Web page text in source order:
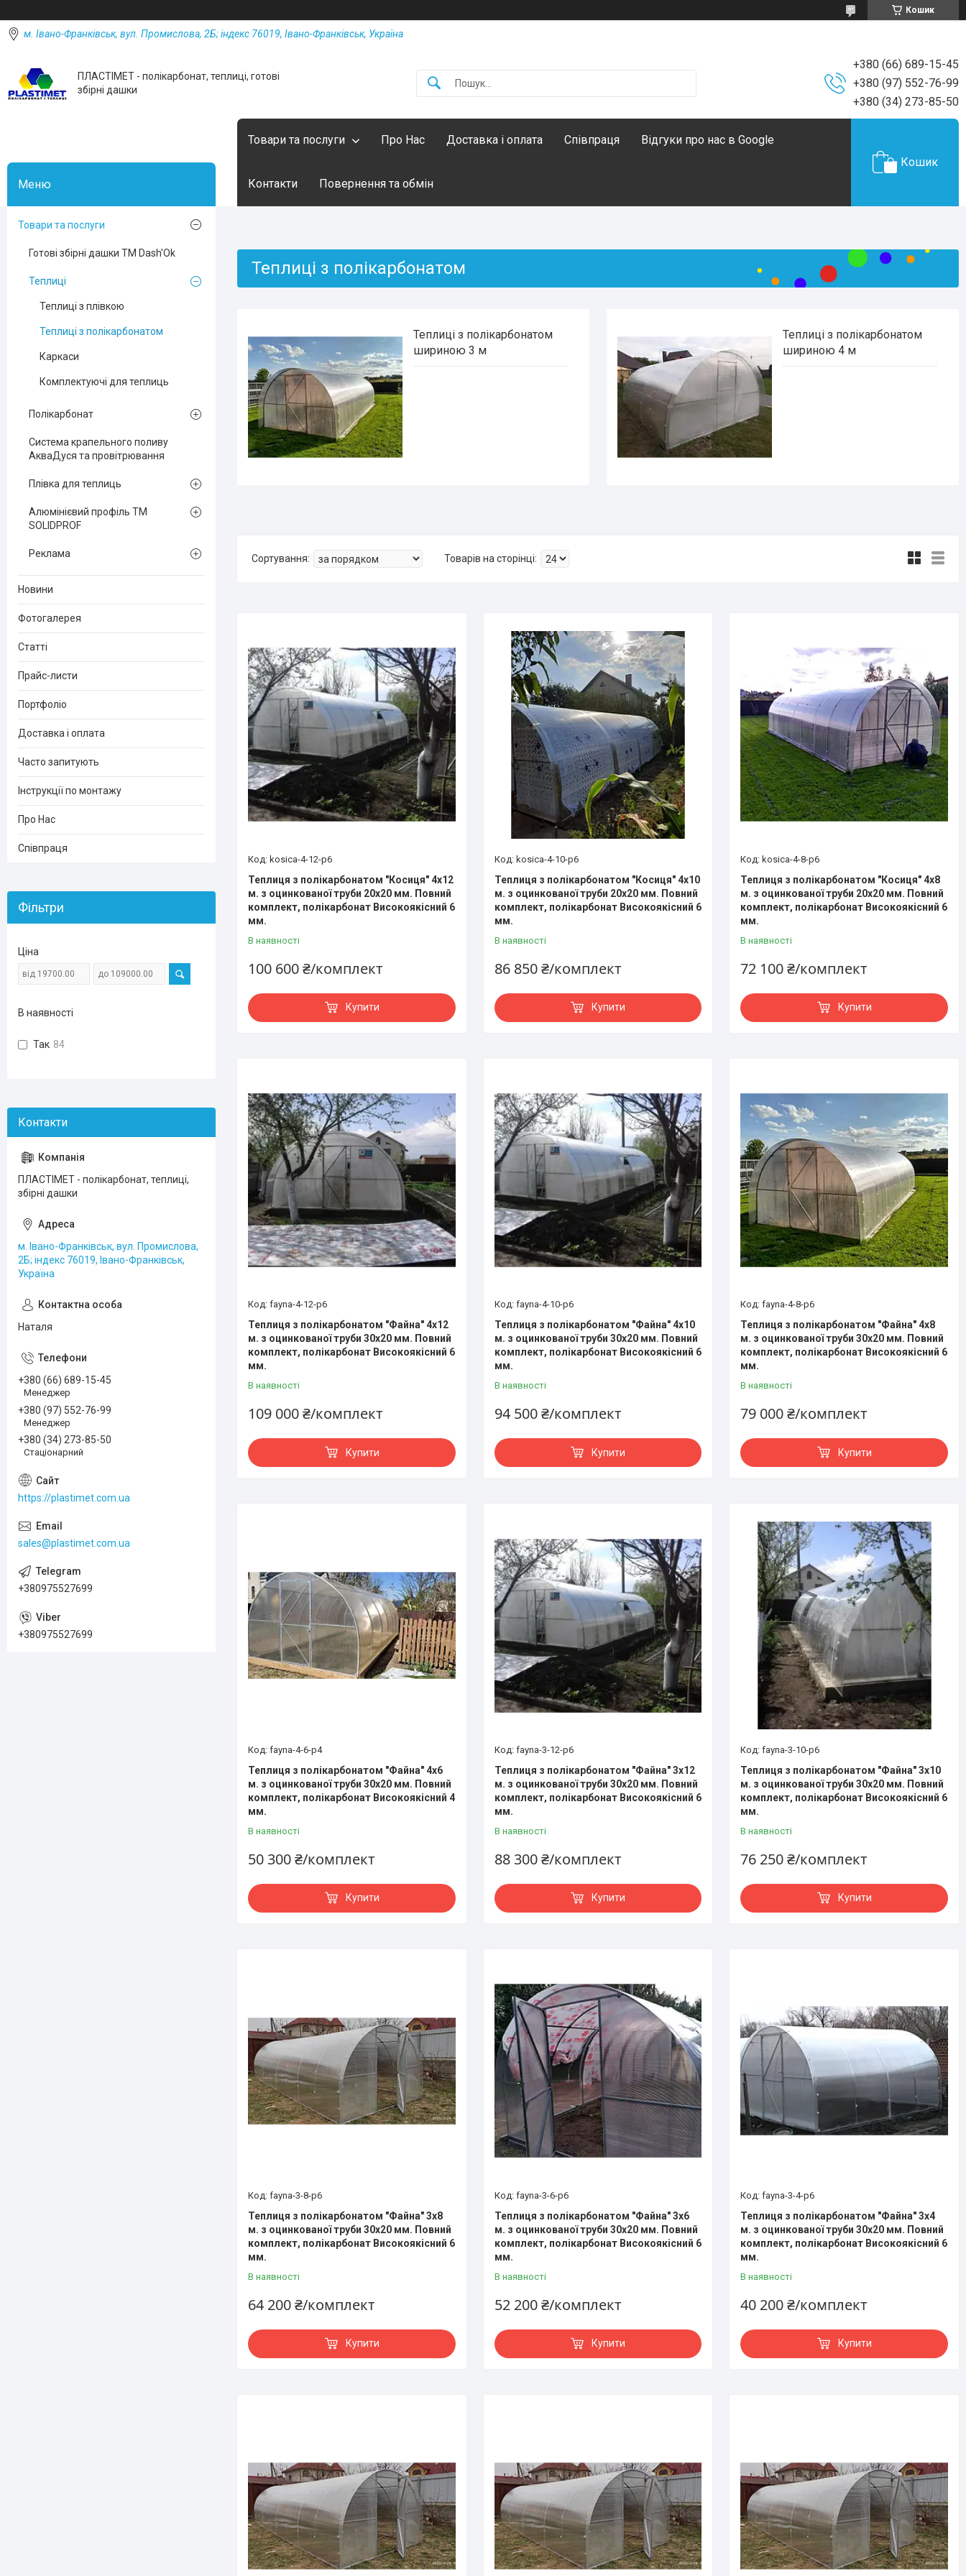
Кошик
м. Івано-Франківськ, вул. Промислова, 2Б; індекс 76019, Івано-Франківськ, Україна
ПЛАСТІМЕТ - полікарбонат, теплиці, готові
збірні дашки
+380 (66) 689-15-45
+380 (97) 552-76-99
+380 (34) 273-85-50
Товари та послуги Про Нас Доставка і оплата Співпраця Відгуки про нас в Google
Контакти Повернення та обмін
Кошик
Теплиці з полікарбонатом
Теплиці з полікарбонатом
шириною 3 м
Теплиці з полікарбонатом
шириною 4 м
kosica-4-12-p6
Теплиця з полікарбонатом "Косиця" 4х12
м. з оцинкованої труби 20х20 мм. Повний
комплект, полікарбонат Високоякісний 6
мм.
В наявності
100 600 ₴/комплект
Купити
kosica-4-10-p6
Теплиця з полікарбонатом "Косиця" 4х10
м. з оцинкованої труби 20х20 мм. Повний
комплект, полікарбонат Високоякісний 6
мм.
В наявності
86 850 ₴/комплект
Купити
kosica-4-8-p6
Теплиця з полікарбонатом "Косиця" 4х8
м. з оцинкованої труби 20х20 мм. Повний
комплект, полікарбонат Високоякісний 6
мм.
В наявності
72 100 ₴/комплект
Купити
fayna-4-12-p6
Теплиця з полікарбонатом "Файна" 4х12
м. з оцинкованої труби 30х20 мм. Повний
комплект, полікарбонат Високоякісний 6
мм.
В наявності
109 000 ₴/комплект
Купити
fayna-4-10-p6
Теплиця з полікарбонатом "Файна" 4х10
м. з оцинкованої труби 30х20 мм. Повний
комплект, полікарбонат Високоякісний 6
мм.
В наявності
94 500 ₴/комплект
Купити
fayna-4-8-p6
Теплиця з полікарбонатом "Файна" 4х8
м. з оцинкованої труби 30х20 мм. Повний
комплект, полікарбонат Високоякісний 6
мм.
В наявності
79 000 ₴/комплект
Купити
fayna-4-6-p4
Теплиця з полікарбонатом "Файна" 4х6
м. з оцинкованої труби 30х20 мм. Повний
комплект, полікарбонат Високоякісний 4
мм.
В наявності
50 300 ₴/комплект
Купити
fayna-3-12-p6
Теплиця з полікарбонатом "Файна" 3х12
м. з оцинкованої труби 30х20 мм. Повний
комплект, полікарбонат Високоякісний 6
мм.
В наявності
88 300 ₴/комплект
Купити
fayna-3-10-p6
Теплиця з полікарбонатом "Файна" 3х10
м. з оцинкованої труби 30х20 мм. Повний
комплект, полікарбонат Високоякісний 6
мм.
В наявності
76 250 ₴/комплект
Купити
fayna-3-8-p6
Теплиця з полікарбонатом "Файна" 3х8
м. з оцинкованої труби 30х20 мм. Повний
комплект, полікарбонат Високоякісний 6
мм.
В наявності
64 200 ₴/комплект
Купити
fayna-3-6-p6
Теплиця з полікарбонатом "Файна" 3х6
м. з оцинкованої труби 30х20 мм. Повний
комплект, полікарбонат Високоякісний 6
мм.
В наявності
52 200 ₴/комплект
Купити
fayna-3-4-p6
Теплиця з полікарбонатом "Файна" 3х4
м. з оцинкованої труби 30х20 мм. Повний
комплект, полікарбонат Високоякісний 6
мм.
В наявності
40 200 ₴/комплект
Купити
Товари та послуги
Готові збірні дашки ТМ Dash'Ok
Теплиці
Теплиці з плівкою
Теплиці з полікарбонатом
Каркаси
Комплектуючі для теплиць
Полікарбонат
Система крапельного поливу
АкваДуся та провітрювання
Плівка для теплиць
Алюмінієвий профіль ТМ
SOLIDPROF
Реклама
Новини
Фотогалерея
Статті
Прайс-листи
Портфоліо
Доставка і оплата
Часто запитують
Інструкції по монтажу
Про Нас
Співпраця
Фільтри
Ціна
В наявності
Так 84
ПЛАСТІМЕТ - полікарбонат, теплиці,
збірні дашки
м. Івано-Франківськ, вул. Промислова,
2Б; індекс 76019, Івано-Франківськ,
Україна
Наталя
+380 (66) 689-15-45
Менеджер
+380 (97) 552-76-99
Менеджер
+380 (34) 273-85-50
Стаціонарний
https://plastimet.com.ua
sales@plastimet.com.ua
+380975527699
+380975527699